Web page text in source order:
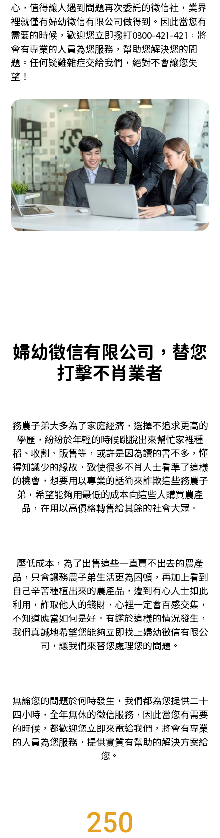
心，值得讓人遇到問題再次委託的徵信社，業界
裡就僅有婦幼徵信有限公司做得到。因此當您有
需要的時候，歡迎您立即撥打0800-421-421，將
會有專業的人員為您服務，幫助您解決您的問
題。任何疑難雜症交給我們，絕對不會讓您失
望！
婦幼徵信有限公司，替您
打擊不肖業者
務農子弟大多為了家庭經濟，選擇不追求更高的
學歷，紛紛於年輕的時候跳脫出來幫忙家裡種
稻、收割、販售等，或許是因為讀的書不多，懂
得知識少的緣故，致使很多不肖人士看準了這樣
的機會，想要用以專業的話術來詐欺這些務農子
弟，希望能夠用最低的成本向這些人購買農產
品，在用以高價格轉售給其餘的社會大眾。
壓低成本，為了出售這些一直賣不出去的農產
品，只會讓務農子弟生活更為困頓，再加上看到
自己辛苦種植出來的農產品，遭到有心人士如此
利用，詐取他人的錢財，心裡一定會百感交集，
不知道應當如何是好。有鑑於這樣的情況發生，
我們真誠地希望您能夠立即找上婦幼徵信有限公
司，讓我們來替您處理您的問題。
無論您的問題於何時發生，我們都為您提供二十
四小時，全年無休的徵信服務，因此當您有需要
的時候，都歡迎您立即來電給我們，將會有專業
的人員為您服務，提供實質有幫助的解決方案給
您。
250